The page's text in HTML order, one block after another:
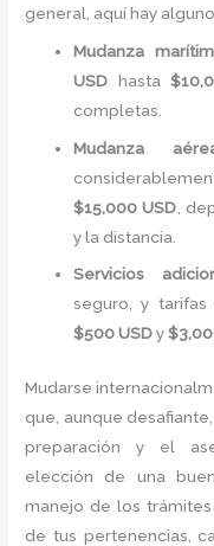
general, aquí hay
Mudanza
USD hasta
completas.
Mudanza
$15,000 USD ,
y la distancia.
Servicios
seguro, y
$500 USDy
Mudarse
que, aunque
preparación y el
elección de una
manejo de los
de tus pertenencias,